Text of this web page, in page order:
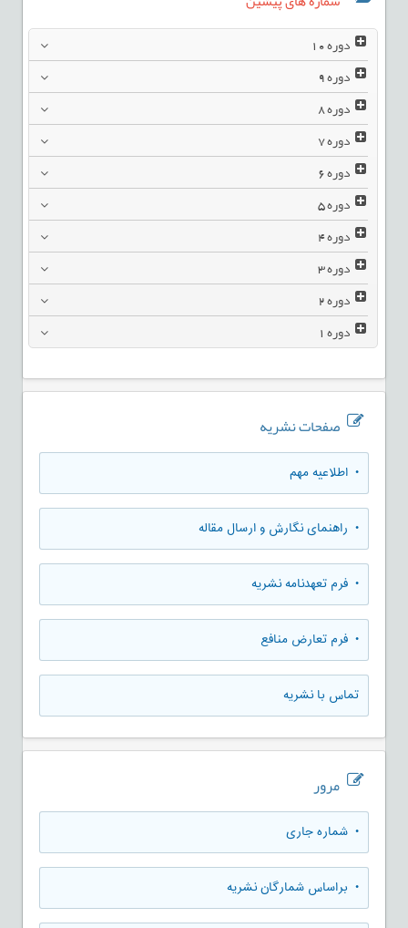
دوره10
دوره9
دوره8
دوره7
دوره6
دوره5
دوره4
دوره3
دوره2
دوره1
صفحات نشریه
• اطلاعیه مهم
• راهنمای نگارش و ارسال مقاله
• فرم تعهدنامه نشریه
• فرم تعارض منافع
تماس با نشریه
مرور
• شماره جاری
• براساس شمارگان نشریه